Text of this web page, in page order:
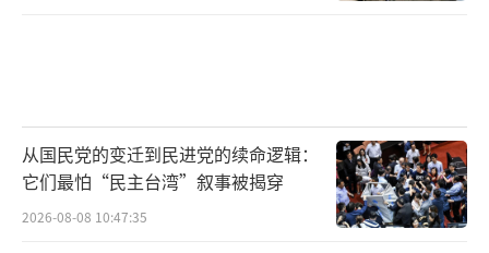
绝不允许外部势力染指中国台湾地区，绝不允
许日本军国主义死灰复燃的表态和行动掷地有
声、铿锵有力。谭主想说，高市早苗的猖狂挑
从国民党的变迁到民进党的续命逻辑：
它们最怕“民主台湾”叙事被揭穿
2026-08-08 10:47:35